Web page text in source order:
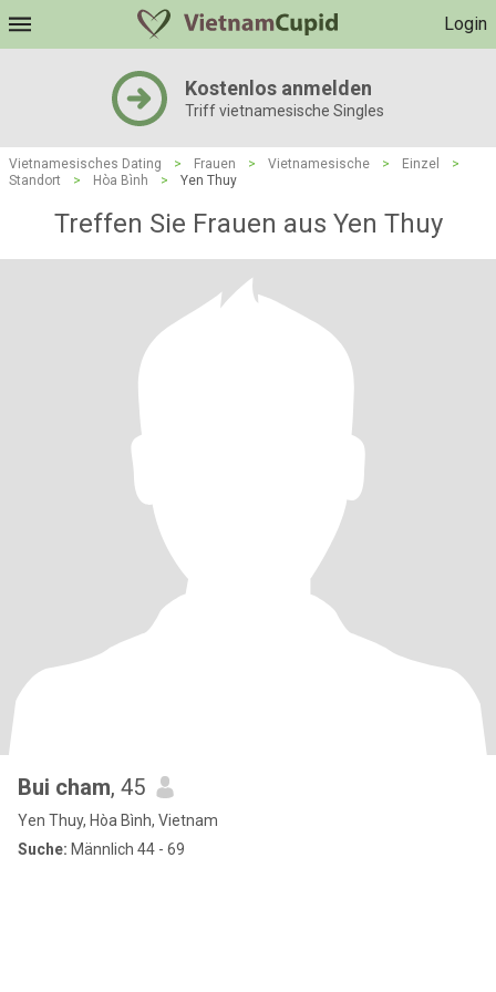
Login
Kostenlos anmelden
Triff vietnamesische Singles
Vietnamesisches Dating > Frauen > Vietnamesische > Einzel
>
Standort
> Hòa Bình > Yen Thuy
Treffen Sie Frauen aus Yen Thuy
Bui cham, 45
Yen Thuy, Hòa Bình, Vietnam
Suche: Männlich 44 - 69